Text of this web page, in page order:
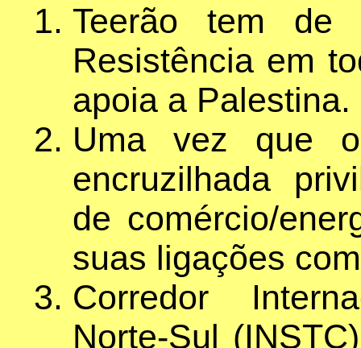
Teerão tem de
Resistência em
apoia a Palestina.
Uma vez que
encruzilhada
de comércio/
suas ligações
Corredor
Norte-Sul